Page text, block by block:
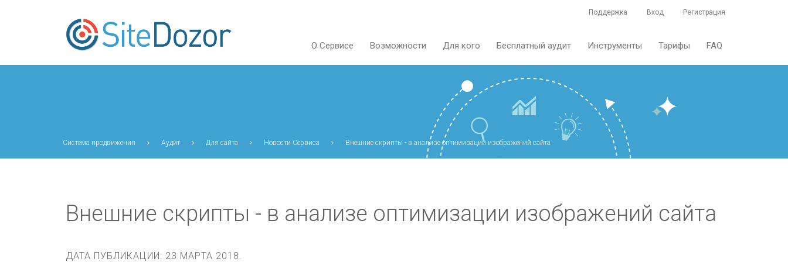
Поддержка Вход Регистрация
О Сервисе Возможности Для кого Бесплатный аудит Инструменты Тарифы FAQ
Система продвижения Аудит Для сайта Новости Сервиса Внешние скрипты - в анализе оптимизации изображений сайта
Внешние скрипты - в анализе оптимизации изображений сайта
ДАТА ПУБЛИКАЦИИ: 23 МАРТА 2018.